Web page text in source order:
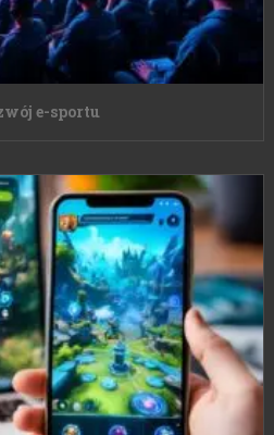
e-sportu